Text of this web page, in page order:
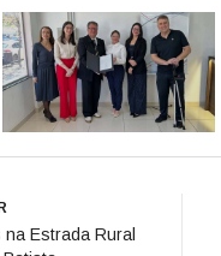
na Estrada Rural